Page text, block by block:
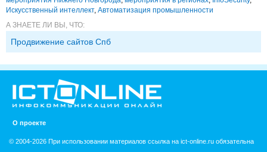
Искусственный интеллект, Автоматизация промышленности
А ЗНАЕТЕ ЛИ ВЫ, ЧТО:
Продвижение сайтов Спб
О проекте
© 2004-2026 При использовании материалов ссылка на ict-online.ru обязательна